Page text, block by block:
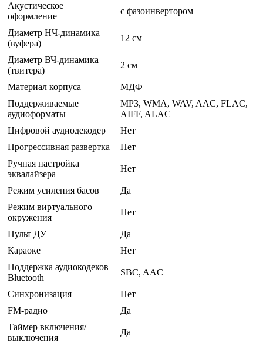
Акустическое
оформление
с фазоинвертором
Диаметр НЧ-динамика
(вуфера)
12 см
Диаметр ВЧ-динамика
(твитера)
2 см
Материал корпуса
МДФ
Поддерживаемые
аудиоформаты
MP3, WMA, WAV, AAC, FLAC,
AIFF, ALAC
Цифровой аудиодекодер
Нет
Прогрессивная развертка
Нет
Ручная настройка
эквалайзера
Нет
Режим усиления басов
Да
Режим виртуального
окружения
Нет
Пульт ДУ
Да
Караоке
Нет
Поддержка аудиокодеков
Bluetooth
SBC, AAC
Синхронизация
Нет
FM-радио
Да
Таймер включения/
выключения
Да